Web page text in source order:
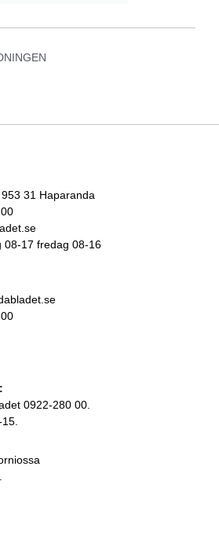
31 Haparanda
08-17 fredag 08-16
0922-280 00.